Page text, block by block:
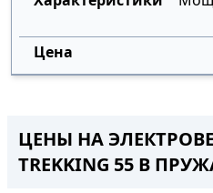
ЦЕНЫ НА
TREKKING 55 В